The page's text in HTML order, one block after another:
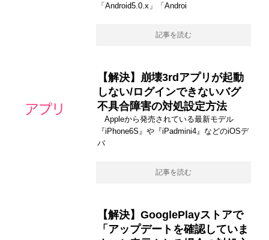
「Android5.0.x」「Androi
記事を読む
【解決】崩壊3rdアプリが起動
しない/ログインできないバグ
不具合障害の対処設定方法
Appleから発売されている最新モデル
『iPhone6S』や『iPadmini4』などのiOSデ
バ
記事を読む
【解決】GooglePlayストアで
「アップデートを確認していま